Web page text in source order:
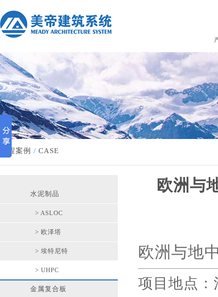
工程案例 / CASE
水泥制品
> ASLOC
> 欧泽塔
> 埃特尼特
> UHPC
金属复合板
欧洲与
欧洲与地
项目地点：